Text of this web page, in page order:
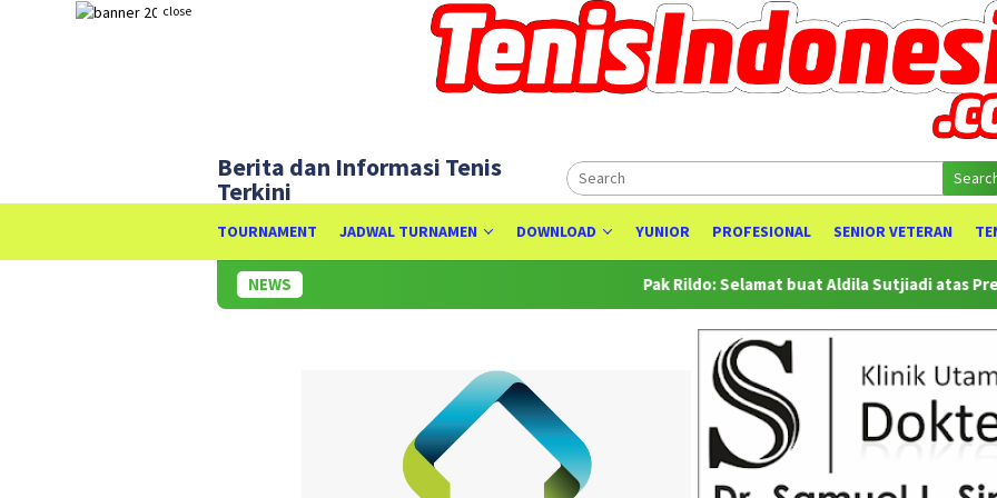
close
Berita dan Informasi Tenis
Terkini
TOURNAMENT JADWAL TURNAMEN DOWNLOAD YUNIOR PROFESIONAL SENIOR VETERAN
NEWS Pak Rildo: Selamat buat Aldila Sutjiadi atas Prestasinya